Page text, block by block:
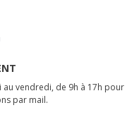
vendredi, de 9h à 17h pour
par mail.